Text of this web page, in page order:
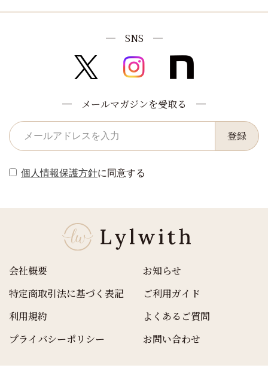
会社概要
特定商取引法に基づく表記
利用規約
プライバシーポリシー
お知らせ
ご利用ガイド
よくあるご質問
お問い合わせ
SNS
メールマガジンを受取る
登録
個人情報保護方針に同意する